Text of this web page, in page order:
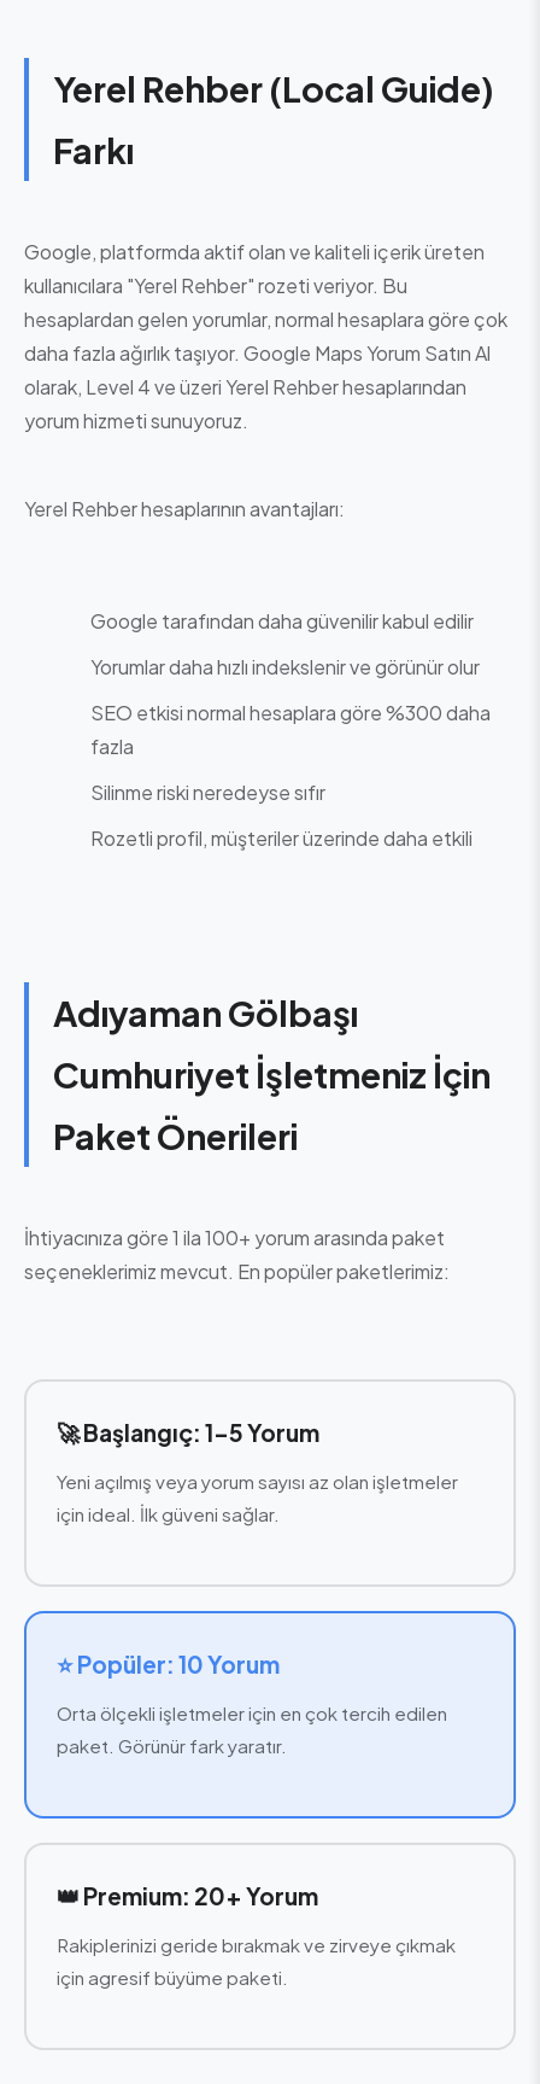
Yerel Rehber (Local Guide)
Farkı
Google, platformda aktif olan ve kaliteli içerik üreten
kullanıcılara "Yerel Rehber" rozeti veriyor. Bu
hesaplardan gelen yorumlar, normal hesaplara göre çok
daha fazla ağırlık taşıyor. Google Maps Yorum Satın Al
olarak, Level 4 ve üzeri Yerel Rehber hesaplarından
yorum hizmeti sunuyoruz.
Yerel Rehber hesaplarının avantajları:
Google tarafından daha güvenilir kabul edilir
Yorumlar daha hızlı indekslenir ve görünür olur
SEO etkisi normal hesaplara göre %300 daha
fazla
Silinme riski neredeyse sıfır
Rozetli profil, müşteriler üzerinde daha etkili
Adıyaman Gölbaşı
Cumhuriyet İşletmeniz İçin
Paket Önerileri
İhtiyacınıza göre 1 ila 100+ yorum arasında paket
seçeneklerimiz mevcut. En popüler paketlerimiz:
🚀 Başlangıç: 1-5 Yorum
Yeni açılmış veya yorum sayısı az olan işletmeler
için ideal. İlk güveni sağlar.
⭐ Popüler: 10 Yorum
Orta ölçekli işletmeler için en çok tercih edilen
paket. Görünür fark yaratır.
👑 Premium: 20+ Yorum
Rakiplerinizi geride bırakmak ve zirveye çıkmak
için agresif büyüme paketi.